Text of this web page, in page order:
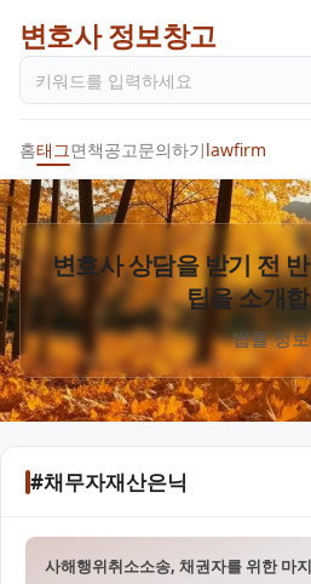
변호사 정보창고
홈태그면책공고문의하기lawfirm
변호사 상담을 받기 전
팁을 소개
법률 정보
#채무자재산은닉
사해행위취소소송, 채권자를 위한 마